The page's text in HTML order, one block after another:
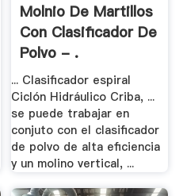
Molnio De Martillos
Con Clasificador De
Polvo - .
... Clasificador espiral
Ciclón Hidráulico Criba, ...
se puede trabajar en
conjuto con el clasificador
de polvo de alta eficiencia
y un molino vertical, ...